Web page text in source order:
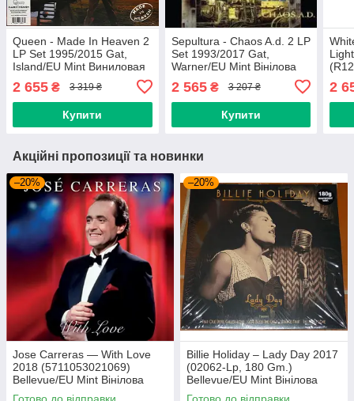
Queen - Made In Heaven 2
LP Set 1995/2015 Gat,
Island/EU Mint Виниловая
2 655 ₴ 3 319 ₴
Купити
Sepultura - Chaos A.d. 2 LP
Set 1993/2017 Gat,
Warner/EU Mint Вінілова
2 565₴ 3 207 ₴
Купити
2
Акційні пропозиції та новинки
–20%
Jose Carreras — With Love
2018 (5711053021069)
Bellevue/EU Mint Вінілова
платівка (art.239665)
–20%
Billie Holiday – Lady Day 2017
(02062-Lp, 180 Gm.)
Bellevue/EU Mint Вінілова
платівка (art.238958)